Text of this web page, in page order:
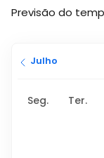
Previsão do
Julho
Seg. Ter.